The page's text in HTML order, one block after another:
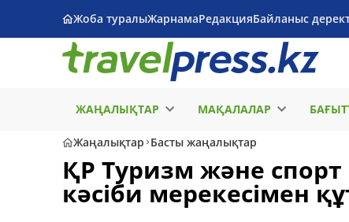
Жоба туралыЖарнамаРедакцияБайланыс
ЖАҢАЛЫҚТАР МАҚАЛАЛАР
Жаңалықтар Басты жаңалықтар
ҚР Туризм және спорт
кәсіби мерекесімен